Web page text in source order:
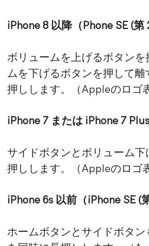
iPhone 8 以降（Phone SE (第
ボリュームを上げるボタン
ムを下げるボタンを押して
押しします。（Appleのロゴ
iPhone 7 または iPhone 7 Plus
サイドボタンとボリューム
押しします。（Appleのロゴ
iPhone 6s 以前（iPhone SE (
ホームボタンとサイドボタ